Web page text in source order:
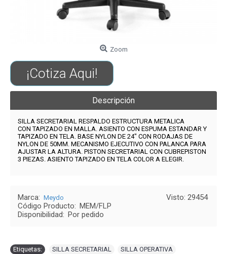
Zoom
¡Cotiza Aqui!
Descripción
SILLA SECRETARIAL RESPALDO ESTRUCTURA METALICA
CON TAPIZADO EN MALLA. ASIENTO CON ESPUMA ESTANDAR Y
TAPIZADO EN TELA. BASE NYLON DE 24" CON RODAJAS DE
NYLON DE 50MM. MECANISMO EJECUTIVO CON PALANCA PARA
AJUSTAR LA ALTURA. PISTON SECRETARIAL CON CUBREPISTON
3 PIEZAS. ASIENTO TAPIZADO EN TELA COLOR A ELEGIR.
Visto: 29454
Marca: Meydo
Código Producto: MEM/FLP
Disponibilidad: Por pedido
Etiquetas: SILLA SECRETARIAL SILLA OPERATIVA